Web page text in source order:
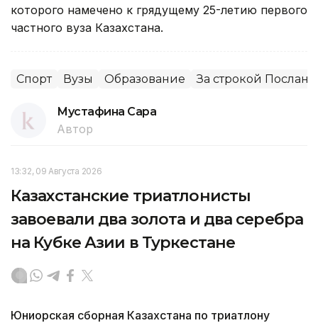
которого намечено к грядущему 25-летию первого
частного вуза Казахстана.
Спорт Вузы Образование За строкой
Мустафина Сара
Автор
13:32, 09 Августа 2026
Казахстанские триатлонисты
завоевали два золота и два серебра
на Кубке Азии в Туркестане
Юниорская сборная Казахстана по триатлону